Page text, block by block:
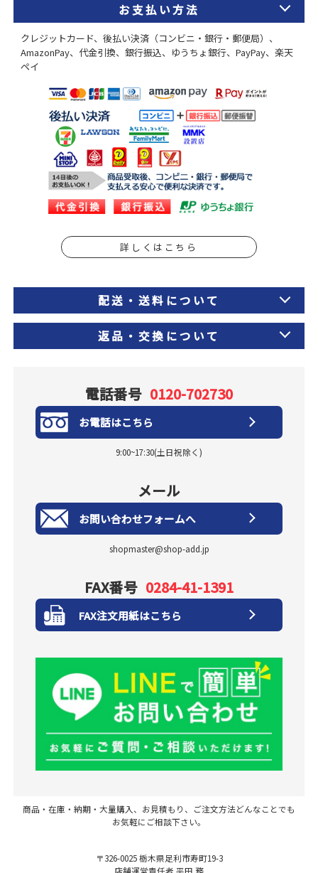
お支払い方法
クレジットカード、後払い決済（コンビニ・銀行・郵便局）、
AmazonPay、代金引換、銀行振込、ゆうちょ銀行、PayPay、楽天
ペイ
詳しくはこちら
配送・送料について
返品・交換について
電話番号 0120-702730
お電話はこちら
9:00~17:30(土日祝除く)
メール
お問い合わせフォームへ
shopmaster@shop-add.jp
FAX番号 0284-41-1391
FAX注文用紙はこちら
商品・在庫・納期・大量購入、お見積もり、ご注文方法どんなことでも
お気軽にご相談下さい。
〒326-0025 栃木県足利市寿町19-3